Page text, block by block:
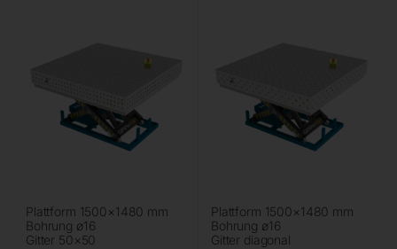
Plattform 1500×1480 mm
Bohrung ø16
Gitter 50×50
Plattform 1500×1480 mm
Bohrung ø16
Gitter diagonal